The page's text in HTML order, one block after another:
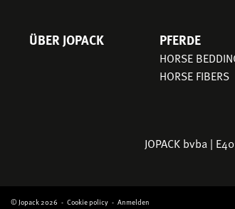
HAUPTNAVIGATION
ÜBER JOPACK PFERDE
HORSE
HORSE FIBERS
JOPACK bvba |
© Jopack 2026 Cookie policy Anmelden